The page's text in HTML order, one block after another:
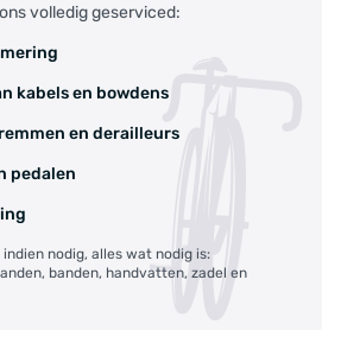
volledig geserviced:
kabels en bowdens
en derailleurs
pedalen
nodig, alles wat nodig is:
banden, handvatten, zadel en